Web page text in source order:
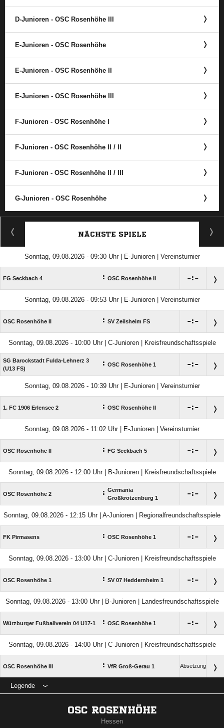
D-Junioren - OSC Rosenhöhe III
E-Junioren - OSC Rosenhöhe
E-Junioren - OSC Rosenhöhe II
E-Junioren - OSC Rosenhöhe III
F-Junioren - OSC Rosenhöhe I
F-Junioren - OSC Rosenhöhe II /​ II
F-Junioren - OSC Rosenhöhe II /​ III
G-Junioren - OSC Rosenhöhe
ANZEIGE
NÄCHSTE SPIELE
Sonntag, 09.08.2026 - 09:30 Uhr | E-Junioren | Vereinsturnier
FG Seckbach 4 : OSC Rosenhöhe II :
Sonntag, 09.08.2026 - 09:53 Uhr | E-Junioren | Vereinsturnier
OSC Rosenhöhe II : SV Zeilsheim FS :
Sonntag, 09.08.2026 - 10:00 Uhr | C-Junioren | Kreisfreundschaftsspiele
SG Barockstadt Fulda-Lehnerz 3
(U13 FS)
: OSC Rosenhöhe 1 :
Sonntag, 09.08.2026 - 10:39 Uhr | E-Junioren | Vereinsturnier
1. FC 1906 Erlensee 2 : OSC Rosenhöhe II :
Sonntag, 09.08.2026 - 11:02 Uhr | E-Junioren | Vereinsturnier
OSC Rosenhöhe II : FG Seckbach 5 :
Sonntag, 09.08.2026 - 12:00 Uhr | B-Junioren | Kreisfreundschaftsspiele
OSC Rosenhöhe 2 : Germania
Großkrotzenburg 1
:
Sonntag, 09.08.2026 - 12:15 Uhr | A-Junioren | Regionalfreundschaftsspiele
FK Pirmasens : OSC Rosenhöhe 1 :
Sonntag, 09.08.2026 - 13:00 Uhr | C-Junioren | Kreisfreundschaftsspiele
OSC Rosenhöhe 1 : SV 07 Heddernheim 1 :
Sonntag, 09.08.2026 - 13:00 Uhr | B-Junioren | Landesfreundschaftsspiele
Würzburger Fußballverein 04 U17-1 : OSC Rosenhöhe 1 :
Sonntag, 09.08.2026 - 14:00 Uhr | C-Junioren | Kreisfreundschaftsspiele
OSC Rosenhöhe III : VfR Groß-Gerau 1 Absetzung
Legende
OSC ROSENHÖHE
Hessen